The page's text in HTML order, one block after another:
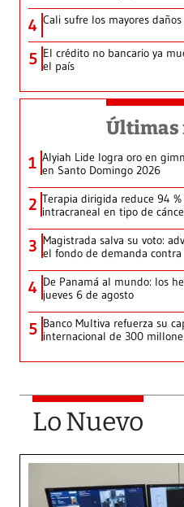
4 Cali sufre los mayores
5 El crédito no bancario ya
el país
Últimas
1 Alyiah Lide logra oro en
en Santo Domingo 2026
2 Terapia dirigida reduce 94
intracraneal en tipo de
3 Magistrada salva su voto:
el fondo de demanda
4 De Panamá al mundo: los
jueves 6 de agosto
5 Banco Multiva refuerza su
internacional de 300
Lo Nuevo